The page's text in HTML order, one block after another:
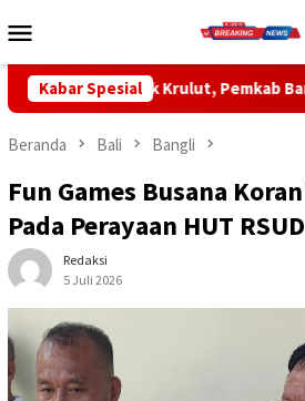
ke
Mobile
Kabar Spesial
Bangli Hadirkan Pengobatan
Beranda Bali Bangli
Fun Games Busana
Pada Perayaan HUT
Redaksi
5 Juli 2026